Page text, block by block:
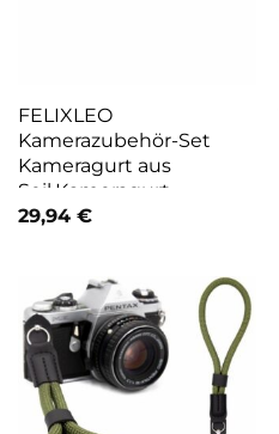
FELIXLEO
Kamerazubehör-Set
Kameragurt aus
Seil,Kameragurt
Schultergurt
29,94 €